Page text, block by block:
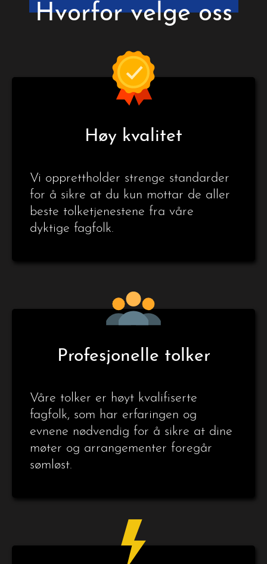
Hvorfor velge oss
Høy kvalitet
Vi opprettholder strenge standarder
for å sikre at du kun mottar de aller
beste tolketjenestene fra våre
dyktige fagfolk.
Profesjonelle tolker
Våre tolker er høyt kvalifiserte
fagfolk, som har erfaringen og
evnene nødvendig for å sikre at dine
møter og arrangementer foregår
sømløst.